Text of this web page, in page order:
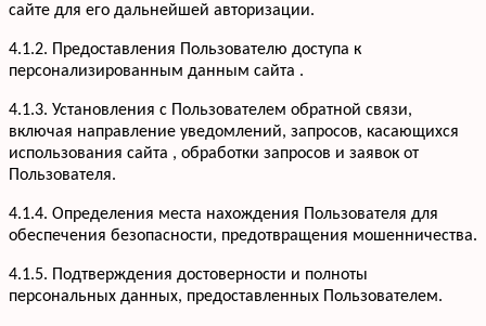
сайте для его дальнейшей авторизации.
4.1.2. Предоставления Пользователю доступа к
персонализированным данным сайта .
4.1.3. Установления с Пользователем обратной связи,
включая направление уведомлений, запросов, касающихся
использования сайта , обработки запросов и заявок от
Пользователя.
4.1.4. Определения места нахождения Пользователя для
обеспечения безопасности, предотвращения мошенничества.
4.1.5. Подтверждения достоверности и полноты
персональных данных, предоставленных Пользователем.